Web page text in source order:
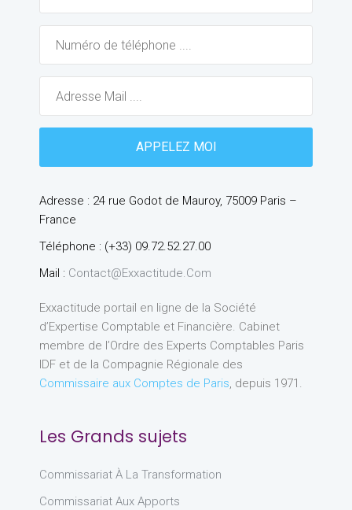
Adresse : 24 rue Godot de Mauroy, 75009 Paris –
France
Téléphone : (+33) 09.72.52.27.00
Mail : Contact@exxactitude.com
Exxactitude portail en ligne de la Société
d’Expertise Comptable et Financière. Cabinet
membre de l’Ordre des Experts Comptables Paris
IDF et de la Compagnie Régionale des
Commissaire aux Comptes de Paris, depuis 1971.
Les Grands sujets
Commissariat À La Transformation
Commissariat Aux Apports